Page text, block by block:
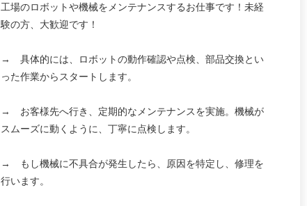
工場のロボットや機械をメンテナンスするお仕事です！未経
験の方、大歓迎です！
→ 具体的には、ロボットの動作確認や点検、部品交換とい
った作業からスタートします。
→ お客様先へ行き、定期的なメンテナンスを実施。機械が
スムーズに動くように、丁寧に点検します。
→ もし機械に不具合が発生したら、原因を特定し、修理を
行います。